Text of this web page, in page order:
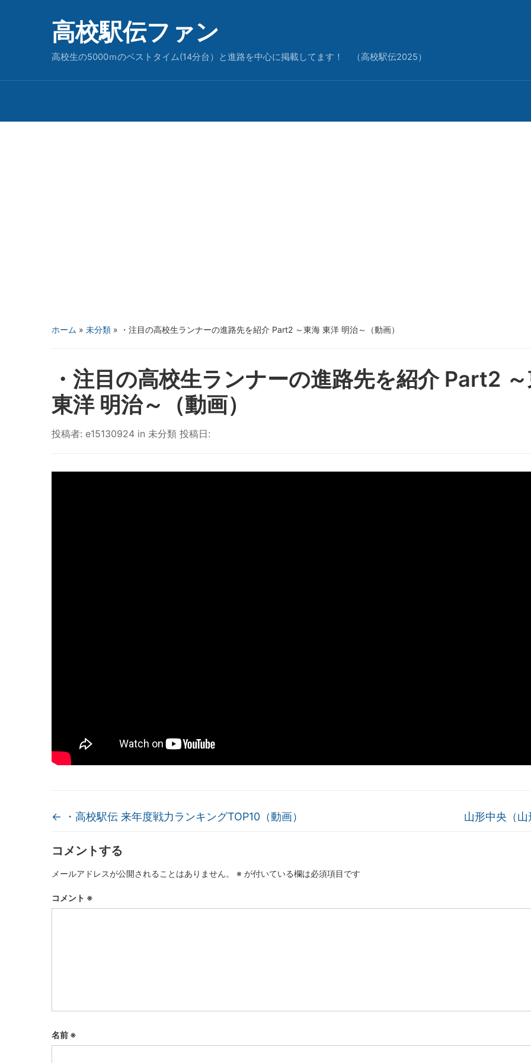
高校駅伝ファン
高校生の5000ｍのベストタイム(14分台）と進路を中心に掲載してます！ （高校駅伝2025）
ホーム » 未分類 » ・注目の高校生ランナーの進路先を紹介 Part2 ～東海 東洋 明治～（動画）
・注目の高校生ランナーの進路先を紹介 Part2
東洋 明治～（動画）
投稿者: e15130924 in 未分類 投稿日:
← ・高校駅伝 来年度戦力ランキングTOP10（動画） 山形中央（山
コメントする
メールアドレスが公開されることはありません。 ※ が付いている欄は必須項目です
コメント ※
名前 ※